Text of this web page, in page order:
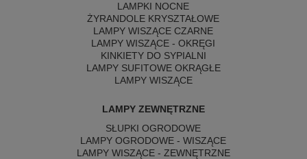
LAMPKI NOCNE
ŻYRANDOLE KRYSZTAŁOWE
LAMPY WISZĄCE CZARNE
LAMPY WISZĄCE - OKRĘGI
KINKIETY DO SYPIALNI
LAMPY SUFITOWE OKRĄGŁE
LAMPY WISZĄCE
LAMPY ZEWNĘTRZNE
SŁUPKI OGRODOWE
LAMPY OGRODOWE - WISZĄCE
LAMPY WISZĄCE - ZEWNĘTRZNE